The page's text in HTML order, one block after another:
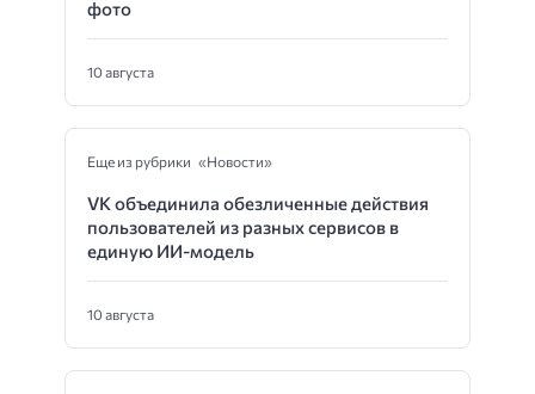
фото
10 августа
Еще из рубрики «Новости»
VK объединила обезличенные действия
пользователей из разных сервисов в
единую ИИ-модель
10 августа